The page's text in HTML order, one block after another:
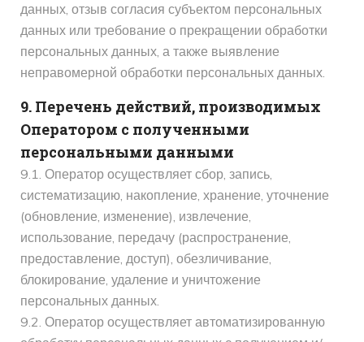
данных, отзыв согласия субъектом персональных
данных или требование о прекращении обработки
персональных данных, а также выявление
неправомерной обработки персональных данных.
9. Перечень действий, производимых
Оператором с полученными
персональными данными
9.1. Оператор осуществляет сбор, запись,
систематизацию, накопление, хранение, уточнение
(обновление, изменение), извлечение,
использование, передачу (распространение,
предоставление, доступ), обезличивание,
блокирование, удаление и уничтожение
персональных данных.
9.2. Оператор осуществляет автоматизированную